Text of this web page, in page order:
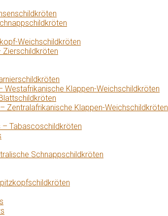
Weichschildkröten
Zierschildkröten
Westafrikanische Klappen-Weichschildkröten
Zentralafrikanische Klappen-Weichschildkröten
– Tabascoschildkröten
Schnappschildkröten